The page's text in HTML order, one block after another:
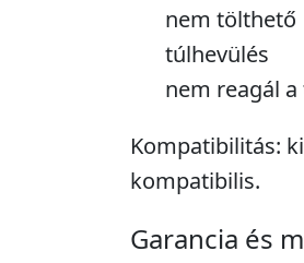
nem tölthető
túlhevülés
nem reagál
Kompatibilitás:
kompatibilis.
Garancia és